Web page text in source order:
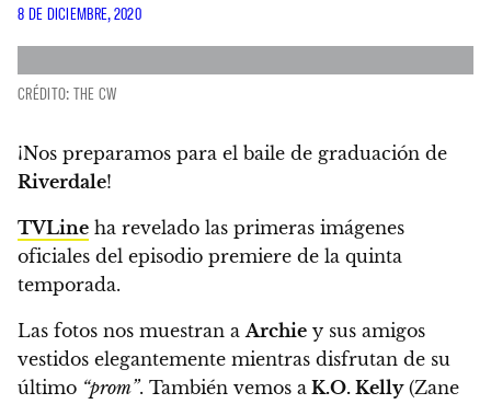
8 DE DICIEMBRE, 2020
CRÉDITO: THE CW
¡Nos preparamos para el baile de graduación de
Riverdale!
TVLine ha revelado las primeras imágenes
oficiales del episodio premiere de la quinta
temporada.
Las fotos nos muestran aArchie y sus amigos
vestidos elegantemente mientras disfrutan de su
último “prom”. También vemos a K.O. Kelly(Zane